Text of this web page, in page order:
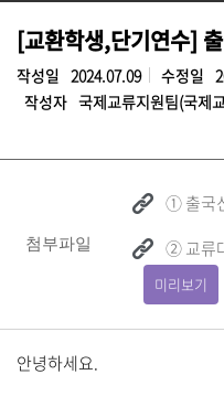
[교환학생,단기연수]
작성일 2024.07.09 수정일
작성자 국제교류지원팀(국제
첨부파일
① 출국
② 교류
미리보기
안녕하세요.